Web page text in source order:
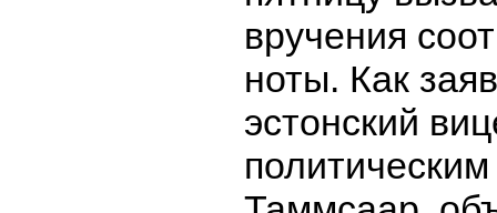
вручения
ноты. Как
эстонский